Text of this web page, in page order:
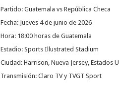
Partido: Guatemala vs República Checa
Fecha: Jueves 4 de junio de 2026
Hora: 18:00 horas de Guatemala
Estadio: Sports Illustrated Stadium
Ciudad: Harrison, Nueva Jersey, Estados
Transmisión: Claro TV y TVGT Sport